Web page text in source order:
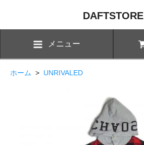
DAFTSTORE
メニュー
ホーム > UNRIVALED